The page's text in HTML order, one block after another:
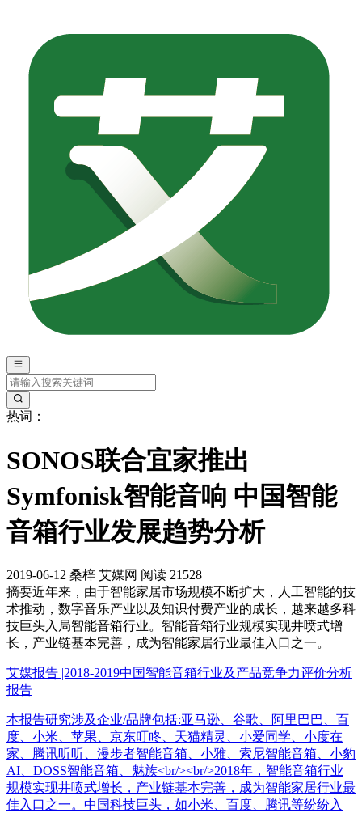
热词：
SONOS联合宜家推出
Symfonisk智能音响 中国智能
音箱行业发展趋势分析
2019-06-12 桑梓 艾媒网 阅读 21528
摘要近年来，由于智能家居市场规模不断扩大，人工智能的技
术推动，数字音乐产业以及知识付费产业的成长，越来越多科
技巨头入局智能音箱行业。智能音箱行业规模实现井喷式增
长，产业链基本完善，成为智能家居行业最佳入口之一。
艾媒报告 |2018-2019中国智能音箱行业及产品竞争力评价分析
报告
本报告研究涉及企业/品牌包括:亚马逊、谷歌、阿里巴巴、百
度、小米、苹果、京东叮咚、天猫精灵、小爱同学、小度在
家、腾讯听听、漫步者智能音箱、小雅、索尼智能音箱、小豹
AI、DOSS智能音箱、魅族<br/><br/>2018年，智能音箱行业
规模实现井喷式增长，产业链基本完善，成为智能家居行业最
佳入口之一。中国科技巨头，如小米、百度、腾讯等纷纷入